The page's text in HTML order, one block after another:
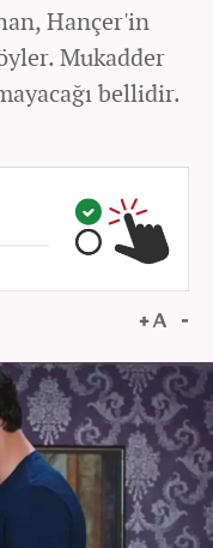
Hançer'in
Mukadder
bellidir.